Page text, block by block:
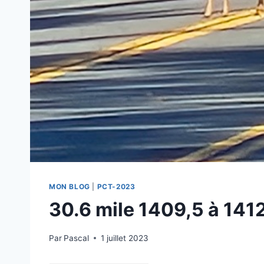
MON BLOG PCT-2023
30.6 mile 1409,5 à
Par Pascal 1 juillet 2023